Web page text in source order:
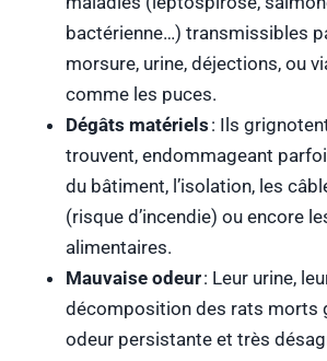
bactérienne…) transmissibles
morsure, urine, déjections, ou
comme les puces.
Dégâts matériels : Ils
trouvent, endommageant
du bâtiment, l’isolation, les
(risque d’incendie) ou encore
alimentaires.
Mauvaise odeur: Leur urine,
décomposition des rats morts
odeur persistante et très